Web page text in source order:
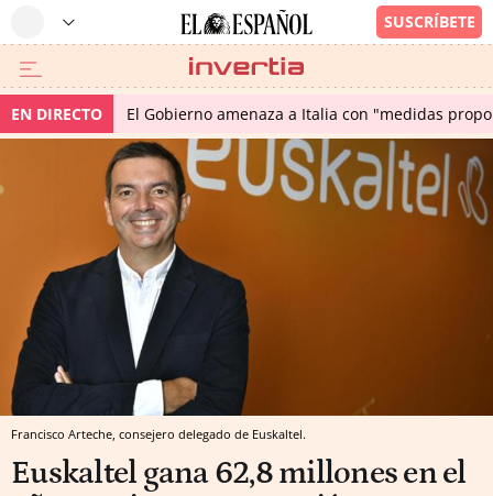
EN DIRECTO El Gobierno amenaza a Italia con "medidas
Francisco Arteche, consejero delegado de Euskaltel.
Euskaltel gana 62,8 millones en el